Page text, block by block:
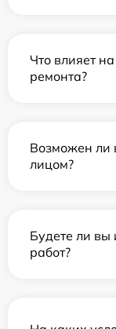
Что влияет
ремонта?
Возможен ли
лицом?
Будете ли вы
работ?